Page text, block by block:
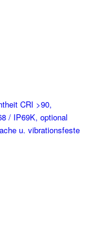
CRI >90,
/ IP69K, optional
u. vibrationsfeste